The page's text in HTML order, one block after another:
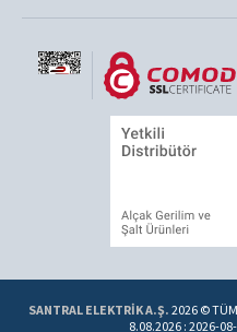
SANTRAL ELEKTRİK A.Ş. 2026 ©
8.08.2026 : 2026-